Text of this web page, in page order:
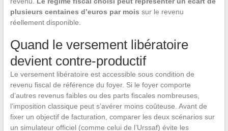
plusieurs centaines d’euros par mois sur le revenu
réellement disponible.
Quand le versement libératoire
devient contre-productif
Le versement libératoire est accessible sous condition de
revenu fiscal de référence du foyer. Si le foyer comporte
d’autres revenus faibles ou des parts fiscales nombreuses,
l’imposition classique peut s’avérer moins coûteuse. Avant de
fixer un objectif de facturation, comparer les deux scénarios sur
un simulateur officiel (comme celui de l’Urssaf) évite les